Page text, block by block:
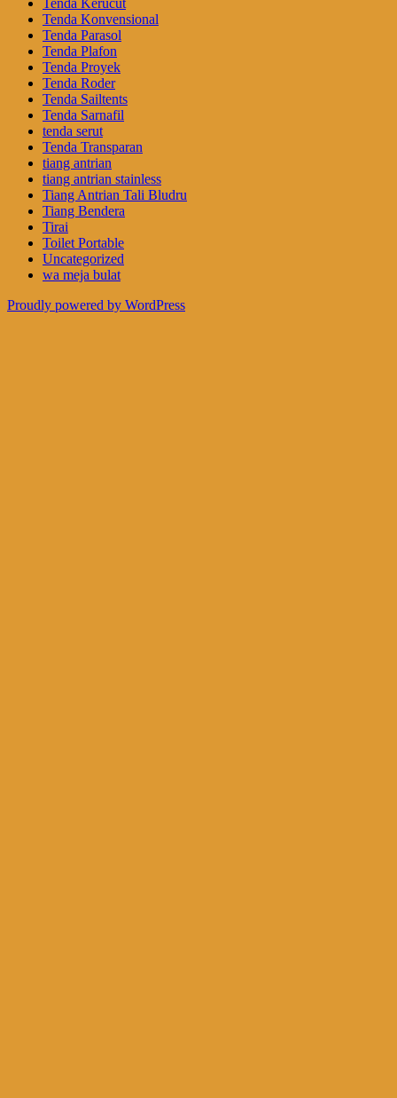
Tenda Konvensional
Tenda Parasol
Tenda Plafon
Tenda Proyek
Tenda Roder
Tenda Sailtents
Tenda Sarnafil
tenda serut
Tenda Transparan
tiang antrian
tiang antrian stainless
Tiang Antrian Tali Bludru
Tiang Bendera
Tirai
Toilet Portable
Uncategorized
wa meja bulat
Proudly powered by WordPress